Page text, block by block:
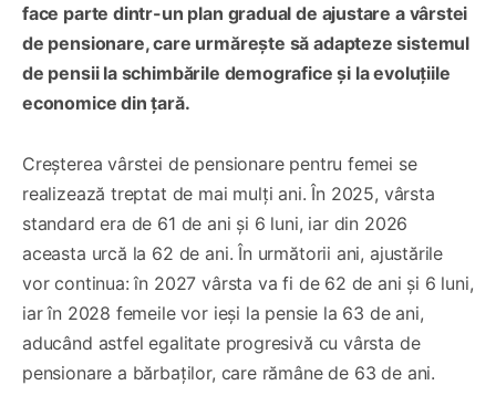
face parte dintr-un plan gradual de ajustare a vârstei
de pensionare, care urmărește să adapteze sistemul
de pensii la schimbările demografice și la evoluțiile
economice din țară.
Creșterea vârstei de pensionare pentru femei se
realizează treptat de mai mulți ani. În 2025, vârsta
standard era de 61 de ani și 6 luni, iar din 2026
aceasta urcă la 62 de ani. În următorii ani, ajustările
vor continua: în 2027 vârsta va fi de 62 de ani și 6 luni,
iar în 2028 femeile vor ieși la pensie la 63 de ani,
aducând astfel egalitate progresivă cu vârsta de
pensionare a bărbaților, care rămâne de 63 de ani.